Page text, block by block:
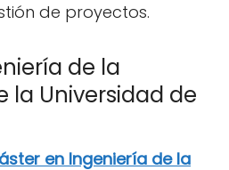
de proyectos.
de la
la Universidad de
en Ingeniería de la